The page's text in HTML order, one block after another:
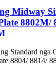
Midway
8802M/